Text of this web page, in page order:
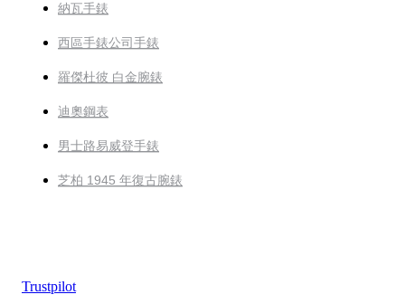
納瓦手錶
西區手錶公司手錶
羅傑杜彼 白金腕錶
迪奧鋼表
男士路易威登手錶
芝柏 1945 年復古腕錶
Trustpilot